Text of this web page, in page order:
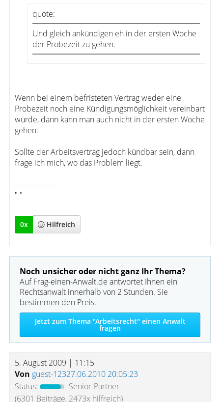
quote:
Und gleich ankündigen eh in der ersten Woche
der Probezeit zu gehen.
Wenn bei einem befristeten Vertrag weder eine
Probezeit noch eine Kündigungsmöglichkeit vereinbart
wurde, dann kann man auch nicht in der ersten Woche
gehen.
Sollte der Arbeitsvertrag jedoch kündbar sein, dann
frage ich mich, wo das Problem liegt.
-----------------
" "
0x Hilfreich
Noch unsicher oder nicht ganz Ihr Thema?
Auf Frag-einen-Anwalt.de antwortet Ihnen ein
Rechtsanwalt innerhalb von 2 Stunden. Sie
bestimmen den Preis.
Jetzt zum Thema "Arbeitsrecht" einen Anwalt
fragen
5. August 2009 | 11:15
Von guest-12327.06.2010 20:05:23
Status:
Senior-Partner
(6301 Beiträge, 2473x hilfreich)